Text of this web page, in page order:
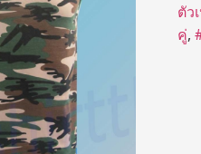
ตัว
คู่,